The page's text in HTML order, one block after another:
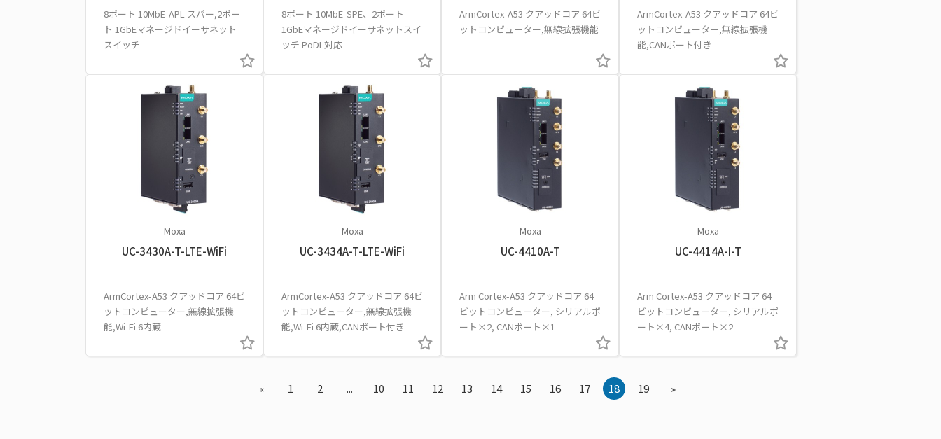
8ポート 10MbE-APL スパー,2ポー
ト 1GbEマネージドイーサネット
スイッチ
8ポート 10MbE-SPE、2ポート
1GbEマネージドイーサネットスイ
ッチ PoDL対応
ArmCortex-A53 クアッドコア 64ビ
ットコンピューター,無線拡張機能
ArmCortex-A53 クアッドコア 64ビ
ットコンピューター,無線拡張機
能,CANポート付き
Moxa
UC-3430A-T-LTE-WiFi
ArmCortex-A53 クアッドコア 64ビ
ットコンピューター,無線拡張機
能,Wi-Fi 6内蔵
Moxa
UC-3434A-T-LTE-WiFi
ArmCortex-A53 クアッドコア 64ビ
ットコンピューター,無線拡張機
能,Wi-Fi 6内蔵,CANポート付き
Moxa
UC-4410A-T
Arm Cortex-A53 クアッドコア 64
ビットコンピューター, シリアルポ
ート×2, CANポート×1
Moxa
UC-4414A-I-T
Arm Cortex-A53 クアッドコア 64
ビットコンピューター, シリアルポ
ート×4, CANポート×2
« 1 2 ... 10 11 12 13 14 15 16 17 18 19 »